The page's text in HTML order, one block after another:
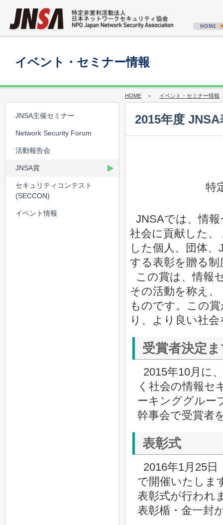
イベント・セミナー情報
HOME ＞ イベント・セミナー情報
2015年度
特
JNSAでは、情
社会に貢献した
した個人、団体
する表彰を贈る
この賞は、情報
その活動を称え
ものです。この
り、より良い社
受賞者決定
2015年10月に
く社会の情報セ
ーキンググルー
幹事会で受賞者
表彰式
2016年1月25
で開催いたしま
表彰式が行われ
表彰楯・金一封
JNSA主催セミナー
Network Security Forum
活動報告会
JNSA賞
セキュリティコンテスト
(SECCON)
イベント情報